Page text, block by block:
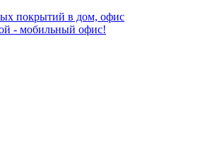
покрытий в дом, офис
- мобильный офис!